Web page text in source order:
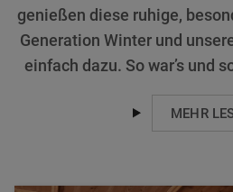
genießen diese ruhige,
Generation Winter und
einfach dazu. So war’s und
MEHR